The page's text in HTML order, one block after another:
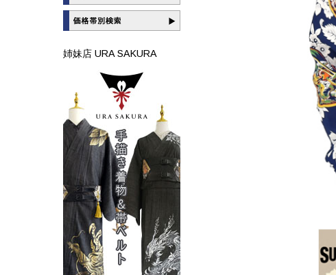
姉妹店 URA SAKURA